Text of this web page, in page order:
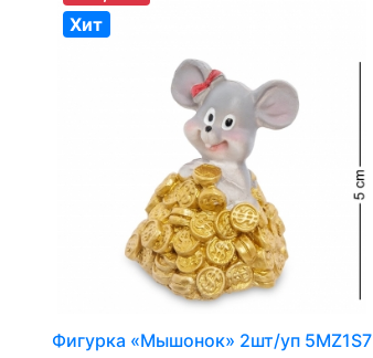
Хит
Фигурка «Мышонок» 2шт/уп 5MZ1S7